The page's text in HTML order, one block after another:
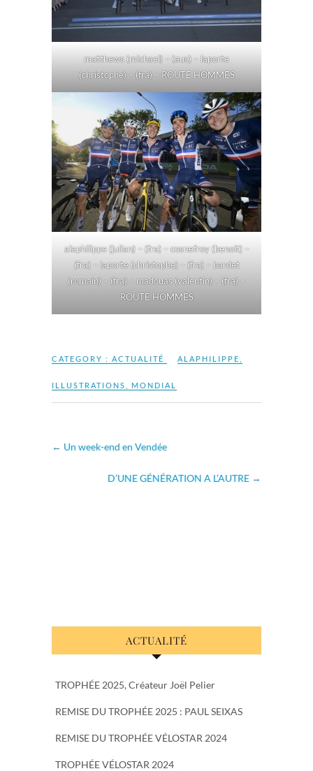
matthews (michael) – (aus) – laporte
(christophe) – (fra) – ROUTE HOMMES
alaphilippe (julian) – (fra) – cosnefroy (benoit) –
(fra) – laporte (christophe) – (fra) – bardet
(romain) – (fra) – madouas (valentin) – (fra) –
ROUTE HOMMES
CATEGORY : ACTUALITÉ ALAPHILIPPE
ILLUSTRATIONS MONDIAL
← Un week-end en Vendée
D’UNE GÉNÉRATION A L’AUTRE →
ACTUALITÉ
TROPHÉE 2025, Créateur Joël Pelier
REMISE DU TROPHÉE 2025 : PAUL SEIXAS
REMISE DU TROPHÉE VÉLOSTAR 2024
TROPHÉE VÉLOSTAR 2024